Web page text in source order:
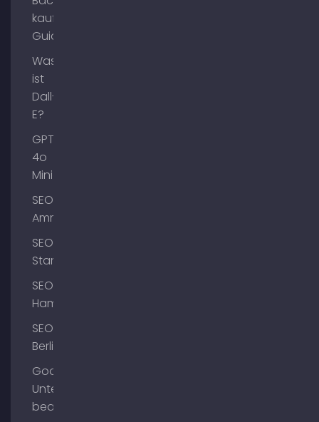
kaufen
Guide
Was
ist
Dall-
E?
GPT-
4o
Mini
SEO
Ammersee
SEO
Starnberg
SEO
Hamburg
SEO
Berlin
Google
Unternehmensprofil
bearbeiten